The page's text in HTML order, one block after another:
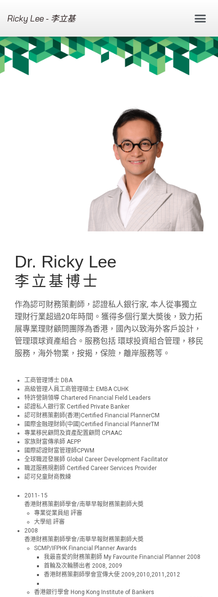
Ricky Lee - 李立基
Dr. Ricky Lee
李立基博士
作為認可財務策劃師，認證私人銀行家, 本人從事獨立
理財行業超過20年時間。獲得多個行業大奬後，致力拓
展專業理財顧問團隊為香港，國內以致海外客戶設計，
管理環球資產組合。服務包括 環球投資組合管理，移民
服務，海外物業，按揭，保險，離岸服務等。
工商管理博士 DBA
高級管理人員工商管理碩士 EMBA CUHK
特許營銷領導 Chartered Financial Field Leaders
認證私人銀行家 Certified Private Banker
認可財務策劃師(香港)Certified Financial PlannerCM
國際金融理財師(中國)Certified Financial PlannerTM
專業移民顧問及資產配置顧問 CPIAAC
家族財富傳承師 AEPP
國際認證財富管理師CPWM
全球職涯發展師 Global Career Development Facilitator
職涯服務規劃師 Certified Career Services Provider
認可兒童財商教練
2011- 15
香港財務策劃師學會/南華早報財務策劃師大奬
專業從業員組 評審
大學組 評審
2008
香港財務策劃師學會/南華早報財務策劃師大奬
SCMP/IFPHK Financial Planner Awards
我最喜愛的財務策劃師 My Favourite Financial Planner 2008
首輪及次輪勝出者 2008, 2009
香港財務策劃師學會宣傳大使 2009,2010,2011,2012
香港銀行學會 Hong Kong Institute of Bankers